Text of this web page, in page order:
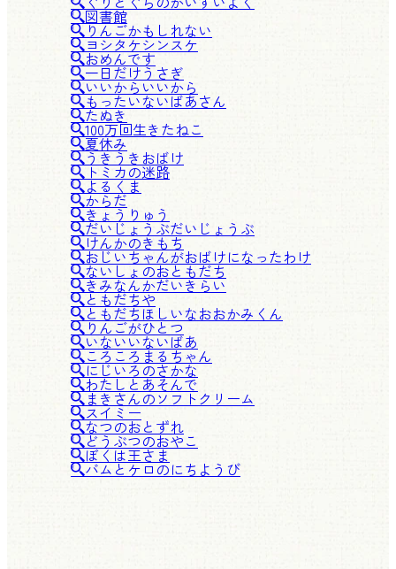
図書館
りんごかもしれない
ヨシタケシンスケ
おめんです
一日だけうさぎ
いいからいいから
もったいないばあさん
たぬき
100万回生きたねこ
夏休み
うきうきおばけ
トミカの迷路
よるくま
からだ
きょうりゅう
だいじょうぶだいじょうぶ
けんかのきもち
おじいちゃんがおばけになったわけ
ないしょのおともだち
きみなんかだいきらい
ともだちや
ともだちほしいなおおかみくん
りんごがひとつ
いないいないばあ
ころころまるちゃん
にじいろのさかな
わたしとあそんで
まきさんのソフトクリーム
スイミー
なつのおとずれ
どうぶつのおやこ
ぼくは王さま
バムとケロのにちようび